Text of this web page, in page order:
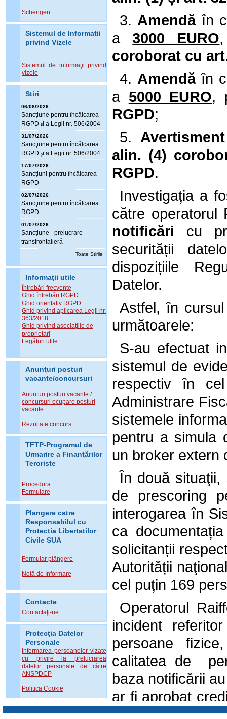
Schengen
Sistemul de Informatii
privind Vizele
Sistemul de informaţii privind
vizele
Stiri
06/08/2026
Sancţiune pentru încălcarea
RGPD şi a Legii nr. 506/2004
31/07/2026
Sancţiune pentru încălcarea
RGPD şi a Legii nr. 506/2004
17/07/2026
Sancţiuni pentru încălcarea
RGPD
02/07/2026
Sancţiune pentru încălcarea
RGPD
01/07/2026
Sancţiune - prelucrare
transfrontalieră
Toate Stirile
Informaţii utile
Întrebări frecvente
Ghid întrebări RGPD
Ghid orientativ RGPD
Ghid privind aplicarea Legii nr.
363/2018
Ghid privind asociațiile de
proprietari
Legături utile
Anunţuri posturi
vacante/concursuri
Anunturi posturi vacante /
concursuri ocupare posturi
vacante
Rezultate concurs
TFTP-Programul de
Urmarire a Finanţărilor
Teroriste
Procedura
Formulare
Plangere catre
Responsabilul cu
Protectia Libertatilor
Civile SUA
Formular plângere
Notă de Informare
Contacte
Contactaţi-ne
Protecţia Datelor
Personale
Informarea persoanelor vizate
cu privire la prelucrarea
datelor personale de către
ANSPDCP
Politica Cookie
3. Amendăîn
a3000 EURO
coroborat cu
4. Amendăîn
a 5000 EURO,
RGPD;
5.
alin. (4)
RGPD.
Investigația a
către
notificări cu
securității
dispozițiile
Datelor.
Astfel, în
următoarele:
S-au efectuat
sistemul de
respectiv în
Administrare
sistemele
pentru a simula
un broker extern
În două
de prescoring
interogarea în
ca
solicitanții
Autorității
cel puțin 169
Operatorul
incident
persoane
calitatea de
baza notificării
ar fi aprobat
le fi solicitat și